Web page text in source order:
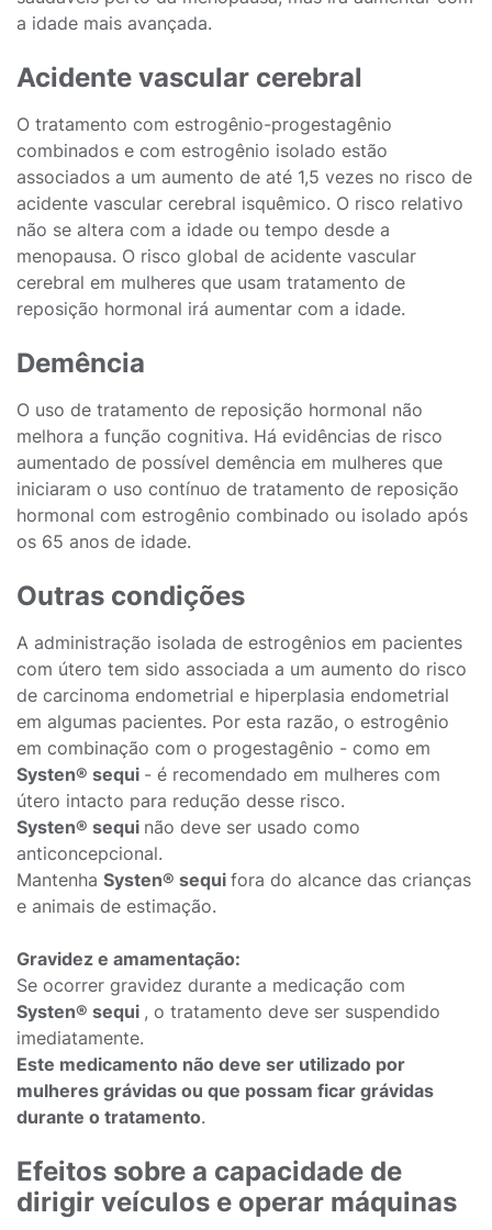
a idade mais avançada.
Acidente vascular cerebral
O tratamento com estrogênio-progestagênio
combinados e com estrogênio isolado estão
associados a um aumento de até 1,5 vezes no risco de
acidente vascular cerebral isquêmico. O risco relativo
não se altera com a idade ou tempo desde a
menopausa. O risco global de acidente vascular
cerebral em mulheres que usam tratamento de
reposição hormonal irá aumentar com a idade.
Demência
O uso de tratamento de reposição hormonal não
melhora a função cognitiva. Há evidências de risco
aumentado de possível demência em mulheres que
iniciaram o uso contínuo de tratamento de reposição
hormonal com estrogênio combinado ou isolado após
os 65 anos de idade.
Outras condições
A administração isolada de estrogênios em pacientes
com útero tem sido associada a um aumento do risco
de carcinoma endometrial e hiperplasia endometrial
em algumas pacientes. Por esta razão, o estrogênio
em combinação com o progestagênio - como em
Systen® sequi - é recomendado em mulheres com
útero intacto para redução desse risco.
Systen® sequi não deve ser usado como
anticoncepcional.
Mantenha Systen® sequi fora do alcance das crianças
e animais de estimação.
Gravidez e amamentação:
Se ocorrer gravidez durante a medicação com
Systen® sequi , o tratamento deve ser suspendido
imediatamente.
Este medicamento não deve ser utilizado por
mulheres grávidas ou que possam ficar grávidas
durante o tratamento.
Efeitos sobre a capacidade de
dirigir veículos e operar máquinas